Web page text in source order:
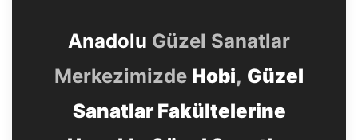
Anadolu Güzel Sanatlar
Merkezimizde Hobi, Güzel
Sanatlar Fakültelerine